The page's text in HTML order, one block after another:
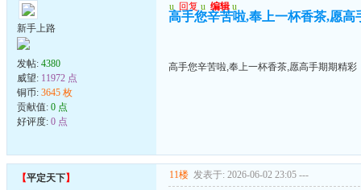
新手上路
发帖: 4380
威望: 11972 点
铜币: 3645 枚
贡献值: 0 点
好评度: 0 点
u 回复 u 编辑 u
高手您辛苦啦,奉上一杯香茶,愿高
高手您辛苦啦,奉上一杯香茶,愿高手期期精彩
【平定天下】 11楼 发表于: 2026-06-02 23:05 ---